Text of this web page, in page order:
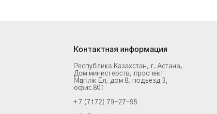
Контактная информация
Республика Казахстан, г. Астана,
Дом министерств, проспект
Мәңгілік Ел, дом 8, подъезд 3,
офис 801
+ 7 (7172) 79-27-95